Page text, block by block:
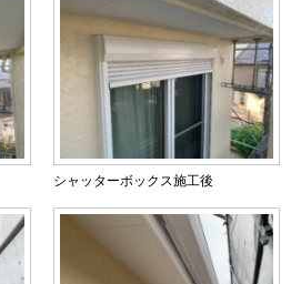
シャッターボックス施工後